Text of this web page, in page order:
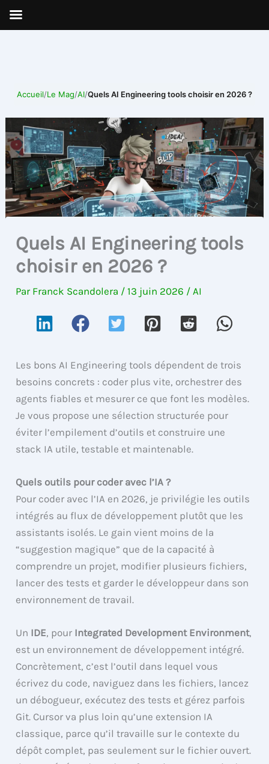
Aller
Accueil/Le Mag/AI/Quels AI Engineering tools choisir en 2026 ?
Quels AI Engineering tools
choisir en 2026 ?
Par Franck Scandolera /13 juin 2026 / AI
Les bons AI Engineering tools dépendent de trois
besoins concrets : coder plus vite, orchestrer des
agents fiables et mesurer ce que font les modèles.
Je vous propose une sélection structurée pour
éviter l’empilement d’outils et construire une
stack IA utile, testable et maintenable.
Quels outils pour coder avec l’IA ?
Pour coder avec l’IA en 2026, je privilégie les outils
intégrés au flux de développement plutôt que les
assistants isolés. Le gain vient moins de la
“suggestion magique” que de la capacité à
comprendre un projet, modifier plusieurs fichiers,
lancer des tests et garder le développeur dans son
environnement de travail.
Un IDE, pour Integrated Development Environment,
est un environnement de développement intégré.
Concrètement, c’est l’outil dans lequel vous
écrivez du code, naviguez dans les fichiers, lancez
un débogueur, exécutez des tests et gérez parfois
Git. Cursor va plus loin qu’une extension IA
classique, parce qu’il travaille sur le contexte du
dépôt complet, pas seulement sur le fichier ouvert.